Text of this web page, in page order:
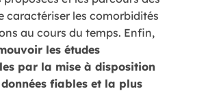
caractériser les comorbidités
au cours du temps. Enfin,
les études
par la mise à disposition
données fiables et la plus